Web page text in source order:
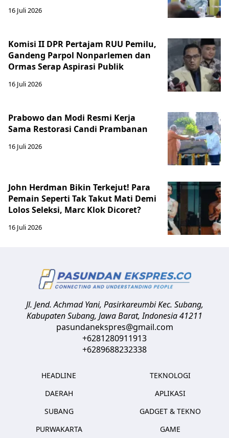
16 Juli 2026
Komisi II DPR Pertajam RUU Pemilu,
Gandeng Parpol Nonparlemen dan
Ormas Serap Aspirasi Publik
16 Juli 2026
Prabowo dan Modi Resmi Kerja
Sama Restorasi Candi Prambanan
16 Juli 2026
John Herdman Bikin Terkejut! Para
Pemain Seperti Tak Takut Mati Demi
Lolos Seleksi, Marc Klok Dicoret?
16 Juli 2026
Jl. Jend. Achmad Yani, Pasirkareumbi Kec. Subang,
Kabupaten Subang, Jawa Barat,Indonesia41211
pasundanekspres@gmail.com
+6281280911913
+6289688232338
HEADLINE
DAERAH
SUBANG
PURWAKARTA
TEKNOLOGI
APLIKASI
GADGET & TEKNO
GAME